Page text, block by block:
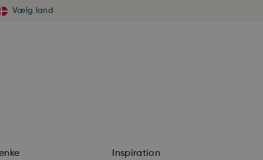
Vælg land
Inspiration